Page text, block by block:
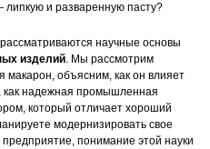
и разваренную пасту?
научные основы
изделий. Мы рассмотрим
макарон, объясним, как он влияет
как надежная промышленная
который отличает хороший
модернизировать свое
понимание этой науки